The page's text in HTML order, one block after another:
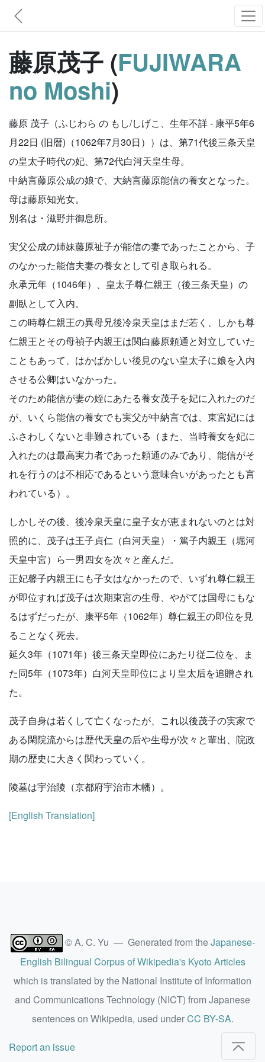
藤原茂子 (FUJIWARA
no Moshi)
藤原 茂子（ふじわら の もし/しげこ、生年不詳 - 康平5年6
月22日 (旧暦)（1062年7月30日））は、第71代後三条天皇
の皇太子時代の妃、第72代白河天皇生母。
中納言藤原公成の娘で、大納言藤原能信の養女となった。
母は藤原知光女。
別名は・滋野井御息所。
実父公成の姉妹藤原祉子が能信の妻であったことから、子
のなかった能信夫妻の養女として引き取られる。
永承元年（1046年）、皇太子尊仁親王（後三条天皇）の
副臥として入内。
この時尊仁親王の異母兄後冷泉天皇はまだ若く、しかも尊
仁親王とその母禎子内親王は関白藤原頼通と対立していた
こともあって、はかばかしい後見のない皇太子に娘を入内
させる公卿はいなかった。
そのため能信が妻の姪にあたる養女茂子を妃に入れたのだ
が、いくら能信の養女でも実父が中納言では、東宮妃には
ふさわしくないと非難されている（また、当時養女を妃に
入れたのは最高実力者であった頼通のみであり、能信がそ
れを行うのは不相応であるという意味合いがあったとも言
われている）。
しかしその後、後冷泉天皇に皇子女が恵まれないのとは対
照的に、茂子は王子貞仁（白河天皇）・篤子内親王（堀河
天皇中宮）ら一男四女を次々と産んだ。
正妃馨子内親王にも子女はなかったので、いずれ尊仁親王
が即位すれば茂子は次期東宮の生母、やがては国母にもな
るはずだったが、康平5年（1062年）尊仁親王の即位を見
ることなく死去。
延久3年（1071年）後三条天皇即位にあたり従二位を、ま
た同5年（1073年）白河天皇即位により皇太后を追贈され
た。
茂子自身は若くして亡くなったが、これ以後茂子の実家で
ある閑院流からは歴代天皇の后や生母が次々と輩出、院政
期の歴史に大きく関わっていく。
陵墓は宇治陵（京都府宇治市木幡）。
[English Translation]
© A. C. Yu — Generated from theJapanese-
English Bilingual Corpus of Wikipedia's Kyoto Articles
which is translated by the National Institute of Information
and Communications Technology (NICT) from Japanese
sentences on Wikipedia, used underCC BY-SA.
Report an issue